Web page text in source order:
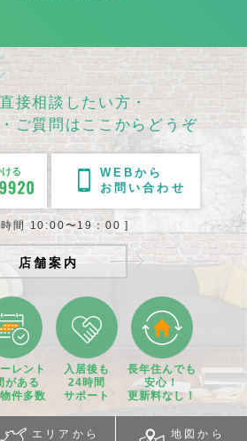
接相談したい方・
ご質問はここからどうぞ
る
WEBから
お問い合わせ
間 10:00〜19：00 ]
店舗案内
レント
がある
件多数
入居後も
24時間
サポート
長年住んでも
安心！
更新料なし！
エリアから
地図から